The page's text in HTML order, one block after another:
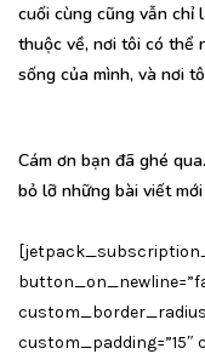
cuối cùng cũng vẫn chỉ
thuộc về, nơi tôi có thể
sống của mình, và nơi
Cám ơn bạn đã ghé
bỏ lỡ những bài viết
custom_padding=”15″